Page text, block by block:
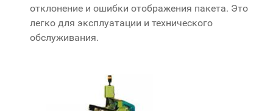
отклонение и ошибки отображения пакета. Это
легко для эксплуатации и технического
обслуживания.